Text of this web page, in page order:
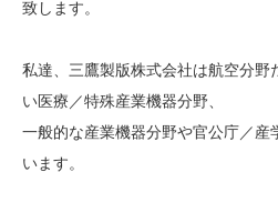
致します。
私達、三鷹製版株式会社は航空分野
い医療／特殊産業機器分野、
一般的な産業機器分野や官公庁／産
います。